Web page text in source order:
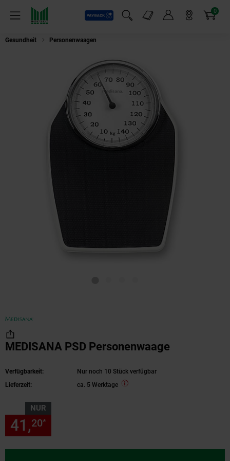
Menü
Payback
Suchfeld einblenden
Markt-Angebote 0
Artikel
Gesundheit Personenwaagen
MEDISANA PSD Personenwaage
Verfügbarkeit:
Nur noch 10 Stück verfügbar
Lieferzeit:
ca. 5 Werktage
NUR
41,20*